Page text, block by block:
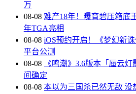
万
08-08 难产18年！曝育碧压箱底
年TGA亮相
08-08 iOS预约开启！《梦幻新
平台公测
08-08
《鸣潮》3.6版本「蜃云
间确定
08-08 本以为三国杀已然无敌 没